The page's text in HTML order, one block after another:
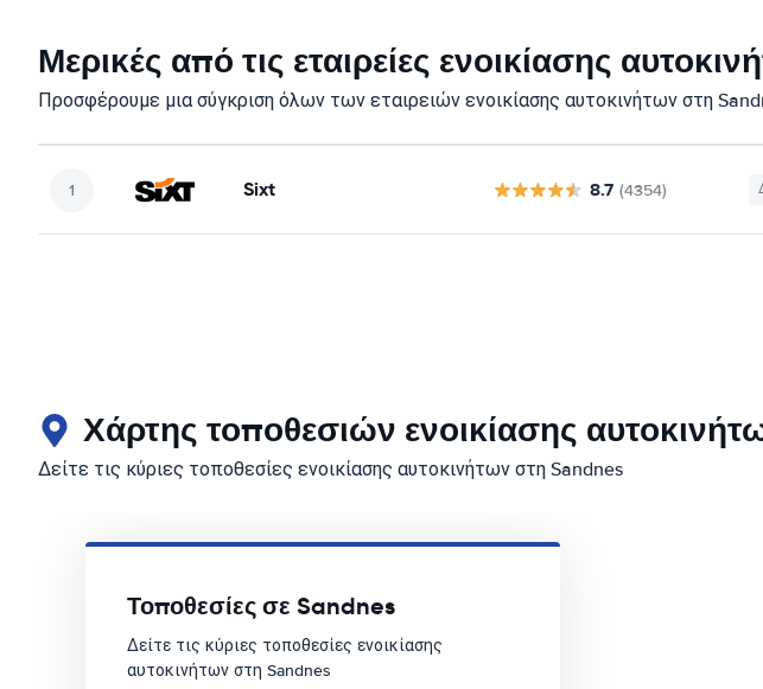
Μερικές από τις εταιρείες ενοικίασης
Προσφέρουμε μια σύγκριση όλων των εταιρειών ενοικίασης αυτοκινήτων στη
Sixt 8.7 (4354)
Χάρτης τοποθεσιών ενοικίασης
Δείτε τις κύριες τοποθεσίες ενοικίασης αυτοκινήτων στη Sandnes
Τοποθεσίες σε Sandnes
Δείτε τις κύριες τοποθεσίες ενοικίασης
αυτοκινήτων στη Sandnes